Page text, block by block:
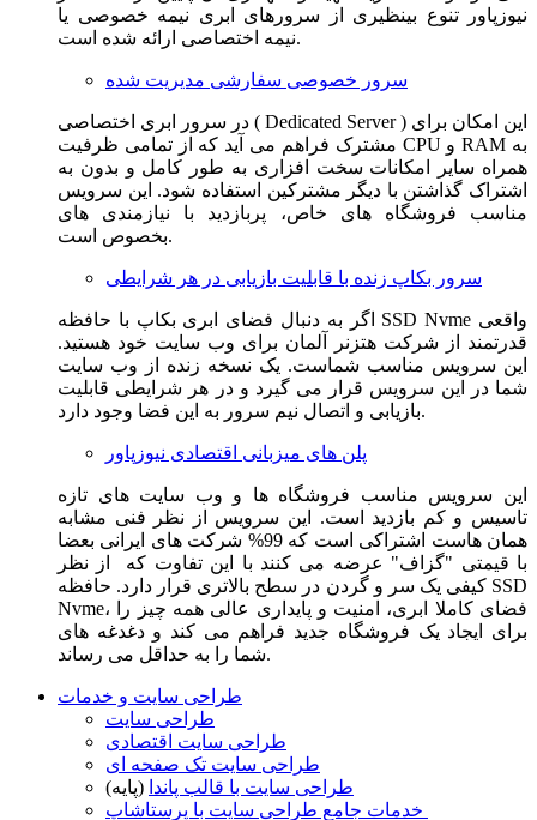
نیوزپاور تنوع بینظیری از سرورهای ابری نیمه خصوصی یا
نیمه اختصاصی ارائه شده است.
سرور خصوصی سفارشی مدیریت شده
در سرور ابری اختصاصی ( Dedicated Server ) این امکان برای
مشترک فراهم می آید که از تمامی ظرفیت CPU و RAM به
همراه سایر امکانات سخت افزاری به طور کامل و بدون به
اشتراک گذاشتن با دیگر مشترکین استفاده شود. این سرویس
مناسب فروشگاه های خاص، پربازدید با نیازمندی های
بخصوص است.
سرور بکاپ زنده با قابلیت بازیابی در هر شرایطی
اگر به دنبال فضای ابری بکاپ با حافظه SSD Nvme واقعی
قدرتمند از شرکت هتزنر آلمان برای وب سایت خود هستید.
این سرویس مناسب شماست. یک نسخه زنده از وب سایت
شما در این سرویس قرار می گیرد و در هر شرایطی قابلیت
بازیابی و اتصال نیم سرور به این فضا وجود دارد.
پلن های میزبانی اقتصادی نیوزپاور
این سرویس مناسب فروشگاه ها و وب سایت های تازه
تاسیس و کم بازدید است. این سرویس از نظر فنی مشابه
همان هاست اشتراکی است که 99% شرکت های ایرانی بعضا
با قیمتی "گزاف" عرضه می کنند با این تفاوت که از نظر
کیفی یک سر و گردن در سطح بالاتری قرار دارد. حافظه SSD
Nvme، فضای کاملا ابری، امنیت و پایداری عالی همه چیز را
برای ایجاد یک فروشگاه جدید فراهم می کند و دغدغه های
شما را به حداقل می رساند.
طراحی سایت و خدمات
طراحی سایت
طراحی سایت اقتصادی
طراحی سایت تک صفحه ای
طراحی سایت با قالب پاندا (پایه)